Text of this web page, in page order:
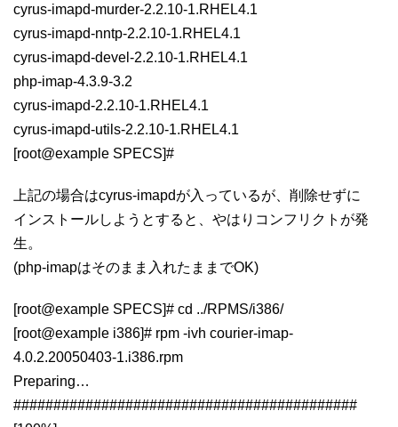
cyrus-imapd-murder-2.2.10-1.RHEL4.1
cyrus-imapd-nntp-2.2.10-1.RHEL4.1
cyrus-imapd-devel-2.2.10-1.RHEL4.1
php-imap-4.3.9-3.2
cyrus-imapd-2.2.10-1.RHEL4.1
cyrus-imapd-utils-2.2.10-1.RHEL4.1
[root@example SPECS]#
上記の場合はcyrus-imapdが入っているが、削除せずに
インストールしようとすると、やはりコンフリクトが発
生。
(php-imapはそのまま入れたままでOK)
[root@example SPECS]# cd ../RPMS/i386/
[root@example i386]# rpm -ivh courier-imap-
4.0.2.20050403-1.i386.rpm
Preparing…
###########################################